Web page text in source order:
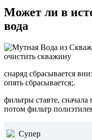
Может ли в
вода
снаряд сбрасывается
опять сбрасывается;.
фильтры ставте,
потом фильтр